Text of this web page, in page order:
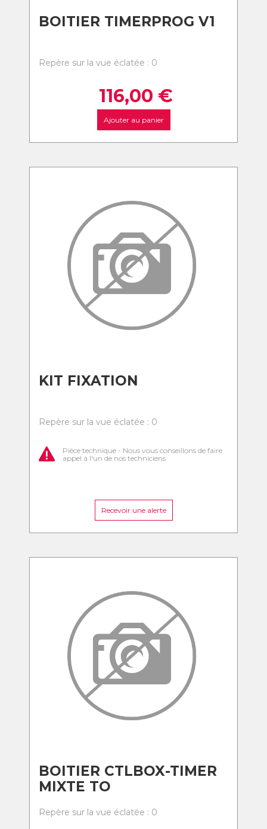
BOITIER TIMERPROG V1
Repère sur la vue éclatée : 0
116,00 €
Ajouter au panier
KIT FIXATION
Repère sur la vue éclatée : 0
Pièce technique - Nous vous conseillons de faire
appel à l'un de nos techniciens
Recevoir une alerte
BOITIER CTLBOX-TIMER
MIXTE TO
Repère sur la vue éclatée : 0